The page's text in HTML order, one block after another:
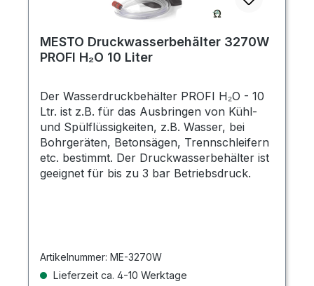
MESTO Druckwasserbehälter 3270W
PROFI H₂O 10 Liter
Der Wasserdruckbehälter PROFI H₂O - 10
Ltr. ist z.B. für das Ausbringen von Kühl-
und Spülflüssigkeiten, z.B. Wasser, bei
Bohrgeräten, Betonsägen, Trennschleifern
etc. bestimmt. Der Druckwasserbehälter ist
geeignet für bis zu 3 bar Betriebsdruck.
Artikelnummer: ME-3270W
Lieferzeit ca. 4-10 Werktage